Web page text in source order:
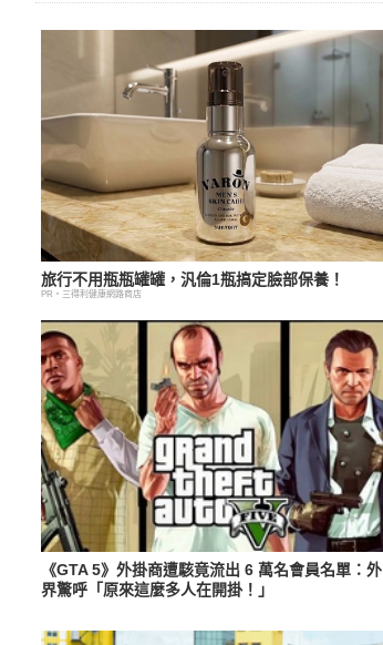
旅行不用瓶瓶罐罐，汎倫1瓶搞定臉部保養！
PR・三得利健康網路商店
《GTA 5》外掛商遭駭竟流出 6 萬名會員名單：外
界驚呼「原來這麼多人在開掛！」